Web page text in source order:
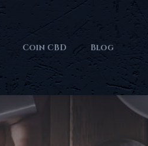
Coin CBD Blog